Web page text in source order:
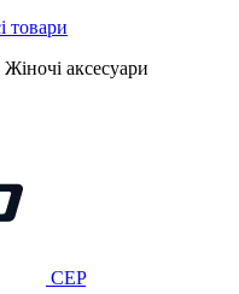
Жіночі аксесуари
CEP